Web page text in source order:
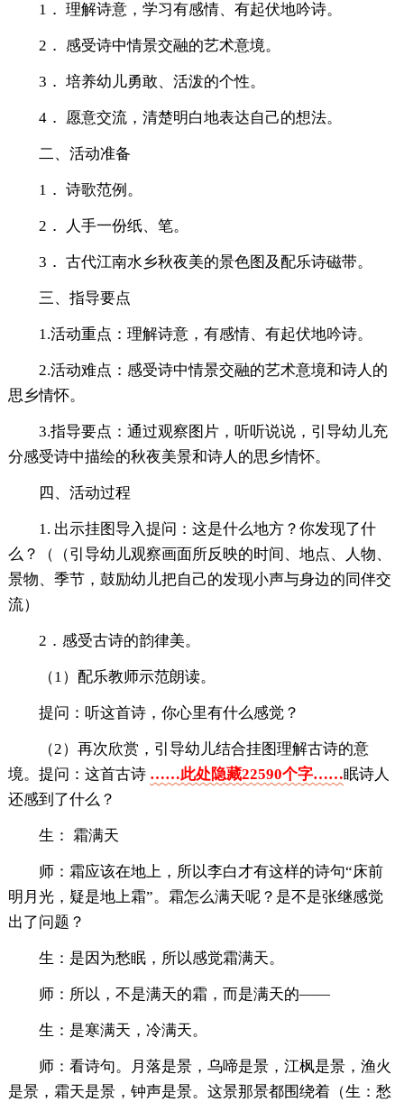
1． 理解诗意，学习有感情、有起伏地吟诗。
2． 感受诗中情景交融的艺术意境。
3． 培养幼儿勇敢、活泼的个性。
4． 愿意交流，清楚明白地表达自己的想法。
二、活动准备
1． 诗歌范例。
2． 人手一份纸、笔。
3． 古代江南水乡秋夜美的景色图及配乐诗磁带。
三、指导要点
1.活动重点：理解诗意，有感情、有起伏地吟诗。
2.活动难点：感受诗中情景交融的艺术意境和诗人的
思乡情怀。
3.指导要点：通过观察图片，听听说说，引导幼儿充
分感受诗中描绘的秋夜美景和诗人的思乡情怀。
四、活动过程
1. 出示挂图导入提问：这是什么地方？你发现了什
么？（（引导幼儿观察画面所反映的时间、地点、人物、
景物、季节，鼓励幼儿把自己的发现小声与身边的同伴交
流）
2．感受古诗的韵律美。
（1）配乐教师示范朗读。
提问：听这首诗，你心里有什么感觉？
（2）再次欣赏，引导幼儿结合挂图理解古诗的意
境。提问：这首古诗 ……此处隐藏22590个字……眠诗人
还感到了什么？
生： 霜满天
师：霜应该在地上，所以李白才有这样的诗句“床前
明月光，疑是地上霜”。霜怎么满天呢？是不是张继感觉
出了问题？
生：是因为愁眠，所以感觉霜满天。
师：所以，不是满天的霜，而是满天的——
生：是寒满天，冷满天。
师：看诗句。月落是景，乌啼是景，江枫是景，渔火
是景，霜天是景，钟声是景。这景那景都围绕着（生：愁